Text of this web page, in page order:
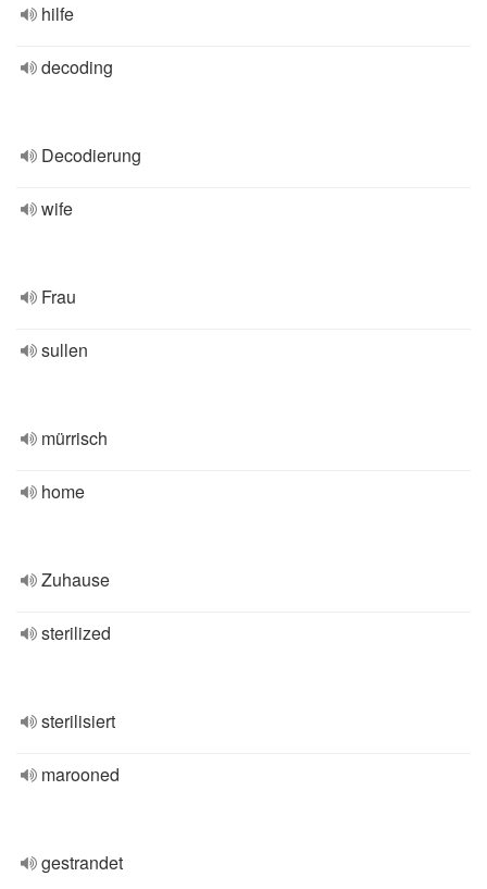
hilfe
decoding
Decodierung
wife
Frau
sullen
mürrisch
home
Zuhause
sterilized
sterilisiert
marooned
gestrandet